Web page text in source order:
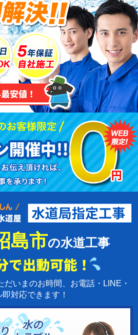
島市の水道工事
だいまのお時間、お電話・LINE・
即対応できます！